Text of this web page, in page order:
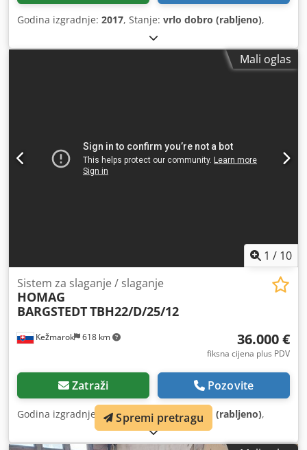
Godina izgradnje: 2017, Stanje: vrlo dobro (rabljeno),
Mali oglas
1 / 10
Kežmarok 618 km
Sistem za slaganje / slaganje
HOMAG
BARGSTEDTTBH22/D/25/12
36.000 €
fiksna cijena plus PDV
Zatraži Pozovite
Godina izgradnje: 2001, Stanje:vrlo dobro (rabljeno),
Spremi pretragu